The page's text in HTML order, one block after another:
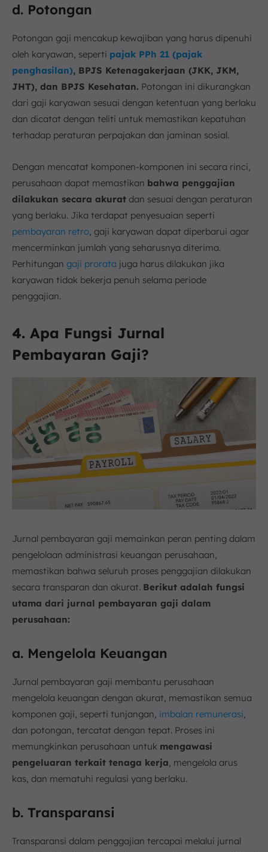
d. Potongan
Potongan gaji mencakup kewajiban yang harus dipenuhi
oleh karyawan, seperti pajak PPh 21 (pajak
penghasilan), BPJS Ketenagakerjaan (JKK, JKM,
JHT), dan BPJS Kesehatan. Potongan ini dikurangkan
dari gaji karyawan sesuai dengan ketentuan yang berlaku
dan dicatat dengan teliti untuk memastikan kepatuhan
terhadap peraturan perpajakan dan jaminan sosial.
Dengan mencatat komponen-komponen ini secara rinci,
perusahaan dapat memastikan bahwa penggajian
dilakukan secara akurat dan sesuai dengan peraturan
yang berlaku. Jika terdapat penyesuaian seperti
pembayaran retro , gaji karyawan dapat diperbarui agar
mencerminkan jumlah yang seharusnya diterima.
Perhitungan gaji prorata juga harus dilakukan jika
karyawan tidak bekerja penuh selama periode
penggajian.
4. Apa Fungsi Jurnal
Pembayaran Gaji?
Jurnal pembayaran gaji memainkan peran penting dalam
pengelolaan administrasi keuangan perusahaan,
memastikan bahwa seluruh proses penggajian dilakukan
secara transparan dan akurat. Berikut adalah fungsi
utama dari jurnal pembayaran gaji dalam
perusahaan:
a. Mengelola Keuangan
Jurnal pembayaran gaji membantu perusahaan
mengelola keuangan dengan akurat, memastikan semua
komponen gaji, seperti tunjangan, imbalan remunerasi,
dan potongan, tercatat dengan tepat. Proses ini
memungkinkan perusahaan untuk mengawasi
pengeluaran terkait tenaga kerja, mengelola arus
kas, dan mematuhi regulasi yang berlaku.
b. Transparansi
Transparansi dalam penggajian tercapai melalui jurnal